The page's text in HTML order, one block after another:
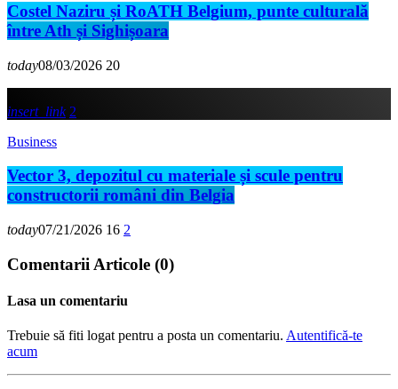
Costel Naziru și RoATH Belgium, punte culturală
între Ath și Sighișoara
today08/03/2026 20
insert_link 2
Business
Vector 3, depozitul cu materiale și scule pentru
constructorii români din Belgia
today07/21/2026 16 2
Comentarii Articole (0)
Lasa un comentariu
Trebuie să fiti logat pentru a posta un comentariu. Autentifică-te
acum